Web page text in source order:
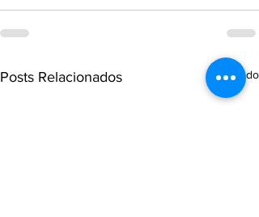
Posts Relacionados Ver tudo